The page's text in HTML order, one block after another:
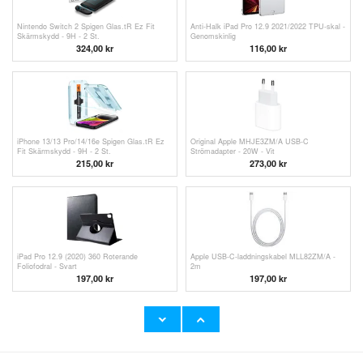
Nintendo Switch 2 Spigen Glas.tR Ez Fit
Skärmskydd - 9H - 2 St.
324,00 kr
Anti-Halk iPad Pro 12.9 2021/2022 TPU-skal -
Genomskinlig
116,00 kr
iPhone 13/13 Pro/14/16e Spigen Glas.tR Ez
Fit Skärmskydd - 9H - 2 St.
215,00 kr
Original Apple MHJE3ZM/A USB-C
Strömadapter - 20W - Vit
273,00 kr
iPad Pro 12.9 (2020) 360 Roterande
Foliofodral - Svart
197,00 kr
Apple USB-C-laddningskabel MLL82ZM/A -
2m
197,00 kr